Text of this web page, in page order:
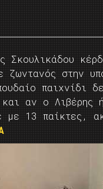
Σκουλικάδου
στην
παιχνίδι
αν ο Λιβέρης
13 παίκτες,